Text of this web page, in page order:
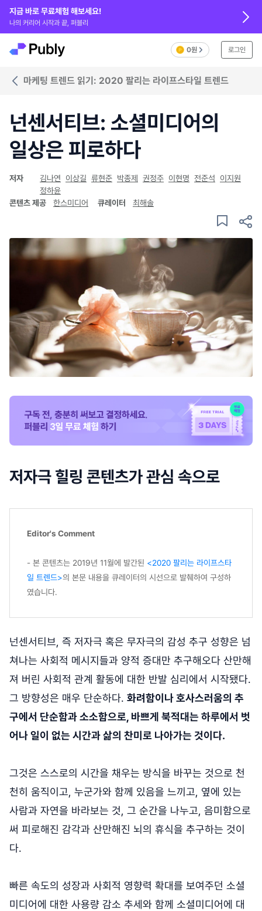
지금 바로 무료체험 해보세요!
나의 커리어 시작과 끝, 퍼블리
0원 로그인
마케팅 트렌드 읽기: 2020 팔리는 라이프스타일 트렌드
넌센서티브: 소셜미디어의
일상은 피로하다
저자 김나연 이상길 류현준 박종제 권정주 이현명 전준석
이지원
정하윤
콘텐츠 제공
한스미디어 큐레이터 최해솔
저자극 힐링 콘텐츠가 관심 속으로
Editor's Comment
- 본 콘텐츠는 2019년 11월에 발간된 <2020 팔리는 라이프스타
일 트렌드>의 본문 내용을 큐레이터의 시선으로 발췌하여 구성하
였습니다.
넌센서티브, 즉 저자극 혹은 무자극의 감성 추구 성향은 넘
쳐나는 사회적 메시지들과 양적 증대만 추구해오다 산만해
져 버린 사회적 관계 활동에 대한 반발 심리에서 시작됐다.
그 방향성은 매우 단순하다. 화려함이나 호사스러움의 추
구에서 단순함과 소소함으로, 바쁘게 북적대는 하루에서 벗
어나 일이 없는 시간과 삶의 찬미로 나아가는 것이다.
그것은 스스로의 시간을 채우는 방식을 바꾸는 것으로 천
천히 움직이고, 누군가와 함께 있음을 느끼고, 옆에 있는
사람과 자연을 바라보는 것, 그 순간을 나누고, 음미함으로
써 피로해진 감각과 산만해진 뇌의 휴식을 추구하는 것이
다.
빠른 속도의 성장과 사회적 영향력 확대를 보여주던 소셜
미디어에 대한 사용량 감소 추세와 함께 소셜미디어에 대